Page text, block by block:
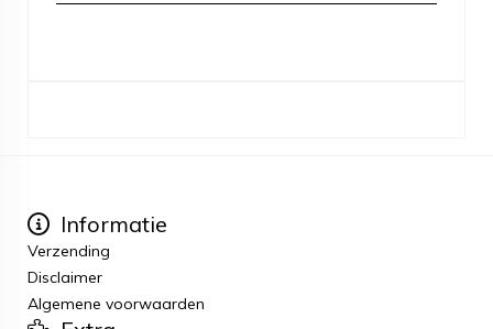
Informatie
Verzending
Disclaimer
Algemene voorwaarden